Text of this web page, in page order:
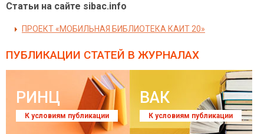
Статьи на сайте sibac.info
ПРОЕКТ «МОБИЛЬНАЯ БИБЛИОТЕКА КАИТ 20»
ПУБЛИКАЦИИ СТАТЕЙ В ЖУРНАЛАХ
РИНЦ
К условиям публикации
ВАК
К условиям публикации